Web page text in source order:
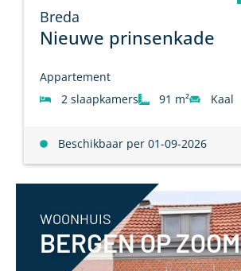
Breda
Nieuwe prinsenkade
Appartement
2 slaapkamers
91 m² Kaal
Beschikbaar per 01-09-2026
WOONHUIS
BERGEN OP ZOOM